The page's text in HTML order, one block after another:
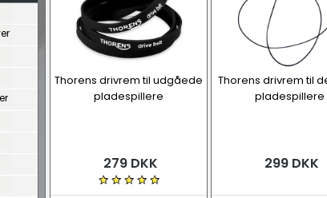
Thorens drivrem til udgåede
pladespillere
279 DKK
Thorens drivrem til
pladespillere
299 DKK